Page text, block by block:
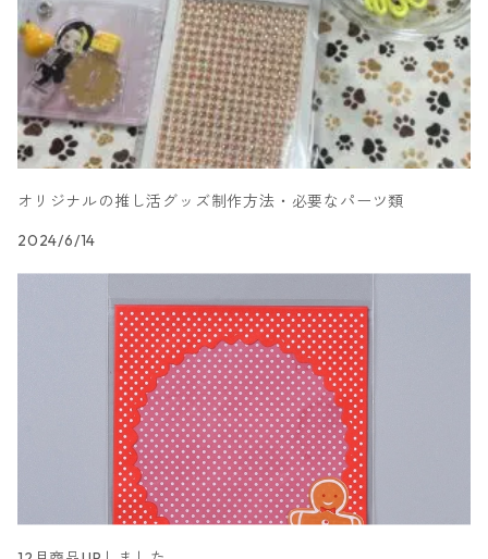
オリジナルの推し活グッズ制作方法・必要なパーツ類
2024/6/14